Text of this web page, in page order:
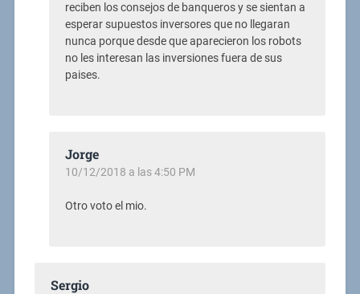
reciben los consejos de banqueros y se sientan a
esperar supuestos inversores que no llegaran
nunca porque desde que aparecieron los robots
no les interesan las inversiones fuera de sus
paises.
Jorge
10/12/2018 a las 4:50 PM
Otro voto el mio.
Sergio